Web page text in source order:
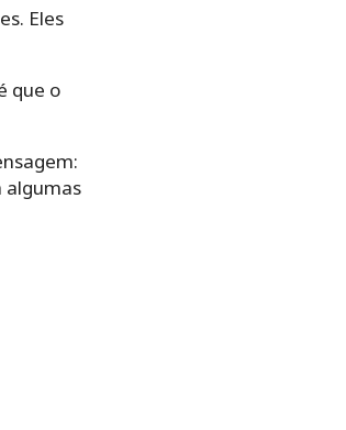
Eles
que o
algumas